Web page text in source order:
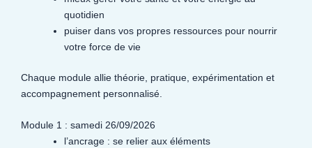
quotidien
puiser dans vos propres ressources pour nourrir
votre force de vie
Chaque module allie théorie, pratique, expérimentation et
accompagnement personnalisé.
Module 1 : samedi 26/09/2026
l’ancrage : se relier aux éléments